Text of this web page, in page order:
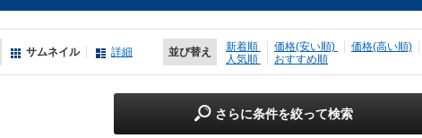
サムネイル 詳細 並び替え 新着順 価格(安い順)
価格(高い順)
人気順
おすすめ順
さらに条件を絞って検索